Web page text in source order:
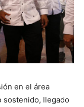
en el área
llegado